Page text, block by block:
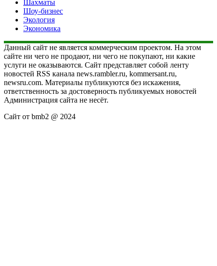
Шахматы
Шоу-бизнес
Экология
Экономика
Данный сайт не является коммерческим проектом. На этом
сайте ни чего не продают, ни чего не покупают, ни какие
услуги не оказываются. Сайт представляет собой ленту
новостей RSS канала news.rambler.ru, kommersant.ru,
newsru.com. Материалы публикуются без искажения,
ответственность за достоверность публикуемых новостей
Администрация сайта не несёт.
Сайт от bmb2 @ 2024